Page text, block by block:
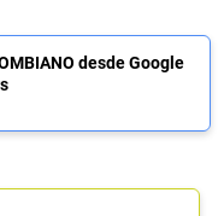
desde Google